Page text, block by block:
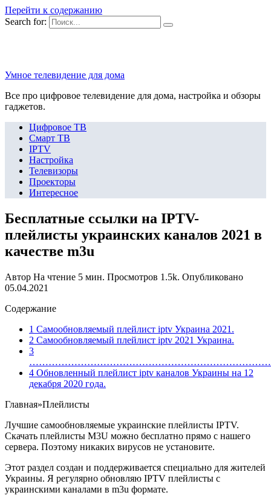
Перейти к содержанию
Search for:
Умное телевидение для дома
Все про цифровое телевидение для дома, настройка и обзоры
гаджетов.
Цифровое ТВ
Смарт ТВ
IPTV
Настройка
Телевизоры
Проекторы
Интересное
Бесплатные ссылки на IPTV-
плейлисты украинских каналов 2021 в
качестве m3u
Автор На чтение 5 мин. Просмотров 1.5k. Опубликовано
05.04.2021
Содержание
1 Самообновляемый плейлист iptv Украина 2021.
2 Самообновляемый плейлист iptv 2021 Украина.
3
4 Обновленный плейлист iptv каналов Украины на 12
декабря 2020 года.
Главная»Плейлисты
Лучшие самообновляемые украинские плейлисты IPTV.
Скачать плейлисты M3U можно бесплатно прямо с нашего
сервера. Поэтому никаких вирусов не установите.
Этот раздел создан и поддерживается специально для жителей
Украины. Я регулярно обновляю IPTV плейлисты с
украинскими каналами в m3u формате.